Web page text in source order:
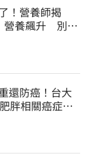
！營養師揭
營養飆升 別再
還防癌！台大
胖相關癌症風